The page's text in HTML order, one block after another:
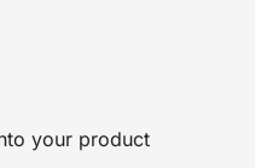
your product